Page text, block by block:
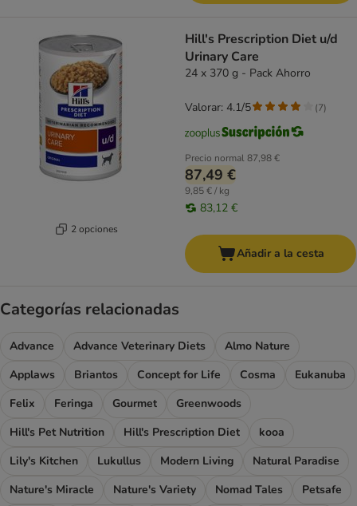
2 opciones
Hill's Prescription Diet u/d
Urinary Care
24 x 370 g - Pack Ahorro
Precio normal87,98 €
87,49 €
9,85 € / kg
83,12 €
Valorar: 4.1/5 (7)
Añadir a la cesta
Categorías relacionadas
Advance Advance Veterinary Diets
Almo Nature
Applaws
Briantos Concept for Life Cosma
Eukanuba
Felix
Feringa Gourmet
Greenwoods
Hill's Pet Nutrition
Hill's Prescription Diet
kooa
Lily's Kitchen
Lukullus Modern Living
Natural Paradise
Nature's Miracle
Nature's Variety Nomad Tales
Petsafe